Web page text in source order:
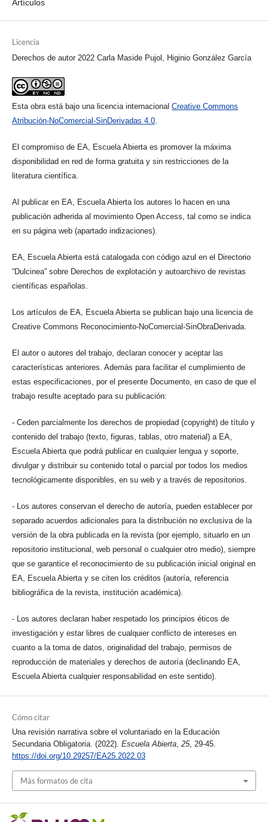
Artículos
Licencia
Derechos de autor 2022 Carla Maside Pujol, Higinio González García
Esta obra está bajo una licencia internacional Creative Commons
Atribución-NoComercial-SinDerivadas 4.0.
El compromiso de EA, Escuela Abierta es promover la máxima
disponibilidad en red de forma gratuita y sin restricciones de la
literatura científica.
Al publicar en EA, Escuela Abierta los autores lo hacen en una
publicación adherida al movimiento Open Access, tal como se indica
en su página web (apartado indizaciones).
EA, Escuela Abierta está catalogada con código azul en el Directorio
“Dulcinea” sobre Derechos de explotación y autoarchivo de revistas
científicas españolas.
Los artículos de EA, Escuela Abierta se publican bajo una licencia de
Creative Commons Reconocimiento-NoComercial-SinObraDerivada.
El autor o autores del trabajo, declaran conocer y aceptar las
características anteriores. Además para facilitar el cumplimiento de
estas especificaciones, por el presente Documento, en caso de que el
trabajo resulte aceptado para su publicación:
- Ceden parcialmente los derechos de propiedad (copyright) de título y
contenido del trabajo (texto, figuras, tablas, otro material) a EA,
Escuela Abierta que podrá publicar en cualquier lengua y soporte,
divulgar y distribuir su contenido total o parcial por todos los medios
tecnológicamente disponibles, en su web y a través de repositorios.
- Los autores conservan el derecho de autoría, pueden establecer por
separado acuerdos adicionales para la distribución no exclusiva de la
versión de la obra publicada en la revista (por ejemplo, situarlo en un
repositorio institucional, web personal o cualquier otro medio), siempre
que se garantice el reconocimiento de su publicación inicial original en
EA, Escuela Abierta y se citen los créditos (autoría, referencia
bibliográfica de la revista, institución académica).
- Los autores declaran haber respetado los principios éticos de
investigación y estar libres de cualquier conflicto de intereses en
cuanto a la toma de datos, originalidad del trabajo, permisos de
reproducción de materiales y derechos de autoría (declinando EA,
Escuela Abierta cualquier responsabilidad en este sentido).
Cómo citar
Una revisión narrativa sobre el voluntariado en la Educación
Secundaria Obligatoria. (2022). Escuela Abierta, 25, 29-45.
https://doi.org/10.29257/EA25.2022.03
Más formatos de cita